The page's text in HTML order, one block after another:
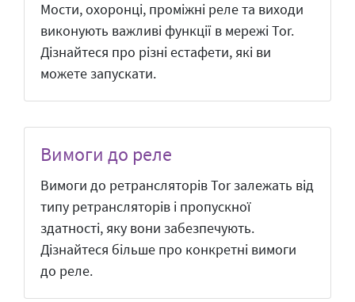
Мости, охоронці, проміжні реле та виходи
виконують важливі функції в мережі Tor.
Дізнайтеся про різні естафети, які ви
можете запускати.
Вимоги до реле
Вимоги до ретрансляторів Tor залежать від
типу ретрансляторів і пропускної
здатності, яку вони забезпечують.
Дізнайтеся більше про конкретні вимоги
до реле.